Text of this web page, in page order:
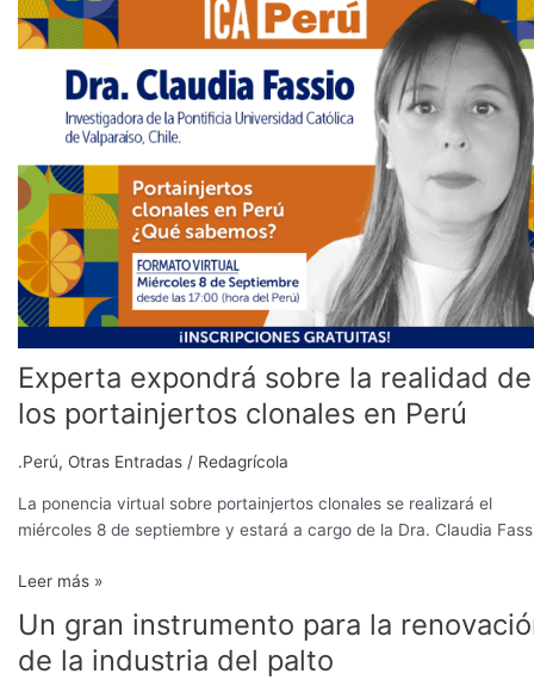
Experta expondrá sobre la realidad de
los portainjertos clonales en Perú
.Perú, Otras Entradas / Redagrícola
La ponencia virtual sobre portainjertos clonales se realizará el
miércoles 8 de septiembre y estará a cargo de la Dra. Claudia
sobre
la
realidad
portainjertos
clonales
en
Perú
Leer más »
Un gran instrumento para la
de la industria del palto
Un
gran
instrumento